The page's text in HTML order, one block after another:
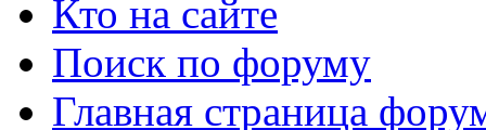
Кто на сайте
Поиск по форуму
Главная страница